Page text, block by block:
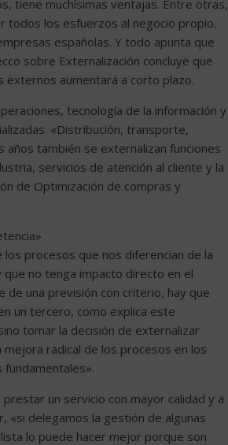
tiene muchísimas ventajas. Entre otras,
todos los esfuerzos al negocio propio.
españolas. Y todo apunta que
sobre Externalización concluye que
externos aumentará a corto plazo.
tecnología de la información y
«Distribución, transporte,
también se externalizan funciones
servicios de atención al cliente y la
de Optimización de compras y
procesos que nos diferencian de la
que no tenga impacto directo en el
de una previsión con criterio, hay que
un tercero, como explica este
tomar la decisión de externalizar
radical de los procesos en los
un servicio con mayor calidad y a
«si delegamos la gestión de algunas
lo puede hacer mejor porque son